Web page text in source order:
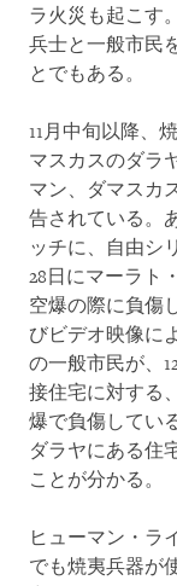
ラ火災も起こす
兵士と一般市民
とでもある。
11月中旬以降、
マスカスのダラ
マン、ダマスカ
告されている。
ッチに、自由シ
28日にマーラト
空爆の際に負傷
びビデオ映像に
の一般市民が、
接住宅に対する
爆で負傷してい
ダラヤにある住
ことが分かる。
ヒューマン・ラ
でも焼夷兵器が